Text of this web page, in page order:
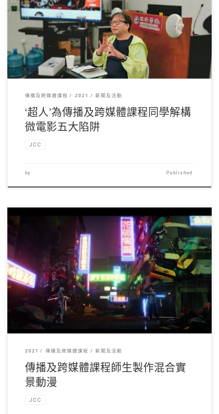
綽號‘超人’的香港電 […]
傳播及跨媒體課程 2021 新聞及活動
‘超人’為傳播及跨媒體課程同學解構
微電影五大陷阱
JCC
by Published
傳播及跨媒體課程老師 […]
2021 傳播及跨媒體課程 新聞及活動
傳播及跨媒體課程師生製作混合實
景動漫
JCC